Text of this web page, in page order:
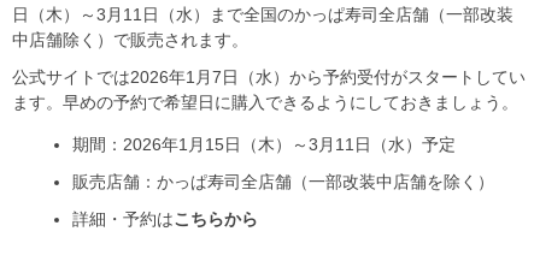
日（木）～3月11日（水）まで全国のかっぱ寿司全店舗（一部改装
中店舗除く）で販売されます。
公式サイトでは2026年1月7日（水）から予約受付がスタートしてい
ます。早めの予約で希望日に購入できるようにしておきましょう。
期間：2026年1月15日（木）～3月11日（水）予定
販売店舗：かっぱ寿司全店舗（一部改装中店舗を除く）
詳細・予約はこちらから